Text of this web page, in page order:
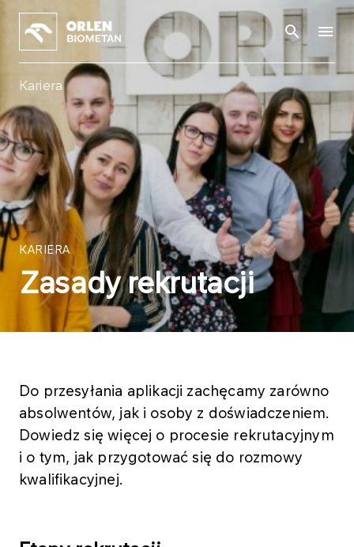
Kariera
KARIERA
Zasady rekrutacji
Do przesyłania aplikacji zachęcamy zarówno
absolwentów, jak i osoby z doświadczeniem.
Dowiedz się więcej o procesie rekrutacyjnym
i o tym, jak przygotować się do rozmowy
kwalifikacyjnej.